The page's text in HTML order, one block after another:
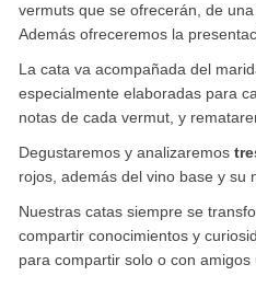
vermuts que se ofrecerán, de
Además ofreceremos la
La cata va acompañada del
especialmente elaboradas para
notas de cada vermut, y
Degustaremos y analizaremos
rojos, además del vino base y su
Nuestras catas siempre se
compartir conocimientos y
para compartir solo o con